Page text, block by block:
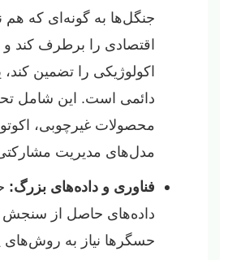
جنگل‌ها به گونه‌ای که هم
اقتصادی را برطرف کند و
اکولوژیکی را تضمین
دائمی است. این شامل
محصولات غیرچوبی،
مدل‌های مدیریت
فناوری و داده‌های بزرگ:
داده‌های حاصل از سنجش
حسگرها نیاز به روش‌های